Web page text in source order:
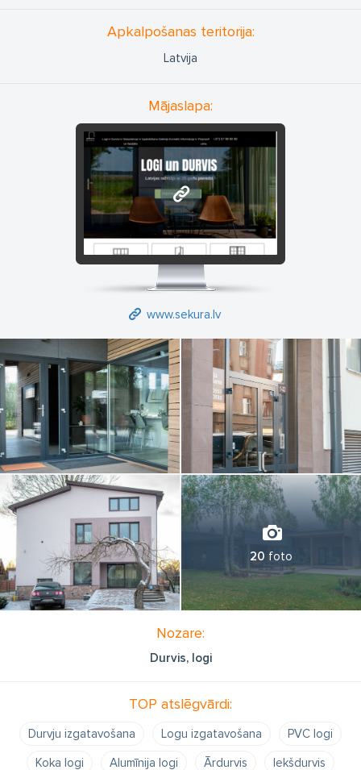
saistīti ar mierīgu sirdi un patīkamām izjūtām, un droši vien ikviens
iedomāsies par savām četrām sienām, kur patiešām jauki
mājīgu gaisotni. Tādēļ mēs uzskatām, ka logi, dodot iespēju
baudīt pilnvērtīgu mūsdienu dzīvi, ir vērtīga un neatņemama
mājas sienu sastāvdaļa.
Firmas Sekura stils izgatavotie plastmasas logi piedāvā visas
priekšrocības - pievilcīgu dizainu, teicamu siltumizolāciju, lielisku
aizsardzību pret troksni un ielaušanos. Ja plānojat celt jaunu ēku
vai ari atjaunot vecu māju - varam piedāvāt plašu klāstu dažādu
logu, ko iespējams harmoniski pieskaņot visiem arhitektūras
stiliem. Pēc vēlēšanās var veidot arī individuālu logu formu. Liela
priekšrocība ir mūsu logu ekonomiskums: tie ir ilglaicīgi
un vienkārši apkalpojami. Turklāt par krāsošanas darbiem var
pavisam aizmirst.
Apkalpošanas teritorija:
Latvija
Mājaslapa:
www.sekura.lv
www.sekura.lv
20 foto
Nozare:
Durvis, logi
TOP atslēgvārdi:
Durvju izgatavošana Logu izgatavošana
PVC logi
Koka logi
Alumīnija logi Ārdurvis Iekšdurvis